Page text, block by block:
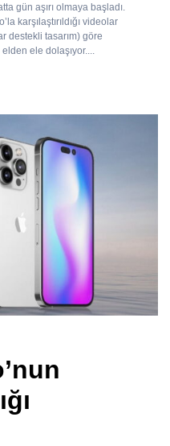
gün aşırı olmaya başladı.
karşılaştırıldığı videolar
destekli tasarım) göre
ele dolaşıyor....